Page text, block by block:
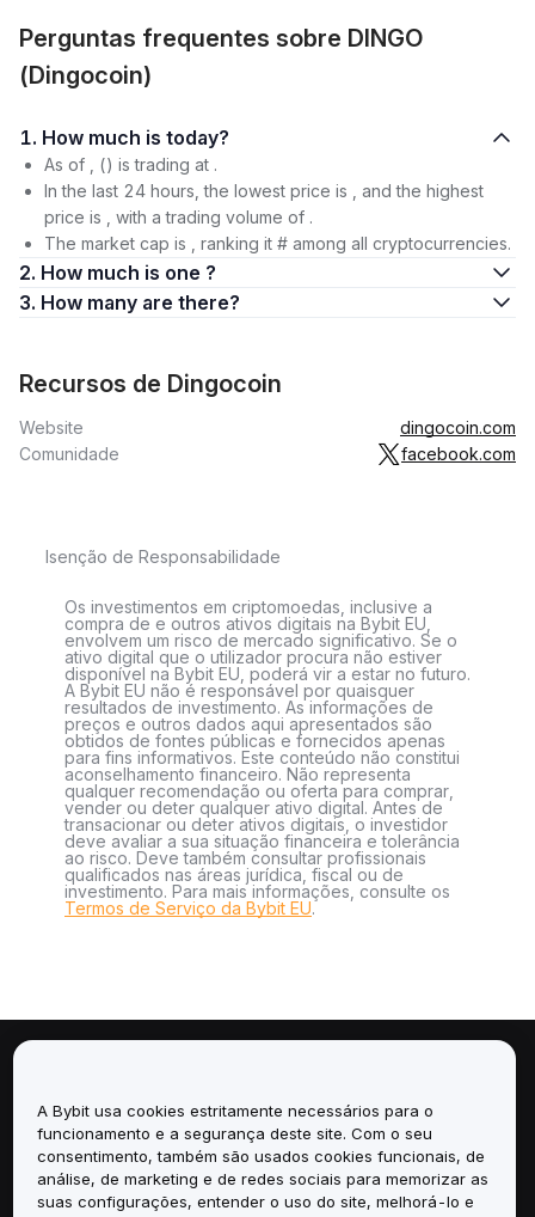
Perguntas frequentes sobre DINGO
(Dingocoin)
1. How much is today?
As of , () is trading at .
In the last 24 hours, the lowest price is , and the highest
price is , with a trading volume of .
The market cap is , ranking it # among all cryptocurrencies.
2. How much is one ?
3. How many are there?
Recursos de Dingocoin
Website
dingocoin.com
Comunidade
facebook.com
Isenção de Responsabilidade
Os investimentos em criptomoedas, inclusive a
compra de e outros ativos digitais na Bybit EU,
envolvem um risco de mercado significativo. Se o
ativo digital que o utilizador procura não estiver
disponível na Bybit EU, poderá vir a estar no futuro.
A Bybit EU não é responsável por quaisquer
resultados de investimento. As informações de
preços e outros dados aqui apresentados são
obtidos de fontes públicas e fornecidos apenas
para fins informativos. Este conteúdo não constitui
aconselhamento financeiro. Não representa
qualquer recomendação ou oferta para comprar,
vender ou deter qualquer ativo digital. Antes de
transacionar ou deter ativos digitais, o investidor
deve avaliar a sua situação financeira e tolerância
ao risco. Deve também consultar profissionais
qualificados nas áreas jurídica, fiscal ou de
investimento. Para mais informações, consulte os
Termos de Serviço da Bybit EU.
Serviços
Suporte
A Bybit usa cookies estritamente necessários para o
funcionamento e a segurança deste site. Com o seu
consentimento, também são usados cookies funcionais, de
análise, de marketing e de redes sociais para memorizar as
suas configurações, entender o uso do site, melhorá-lo e